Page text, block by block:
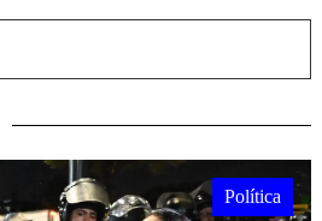
Política